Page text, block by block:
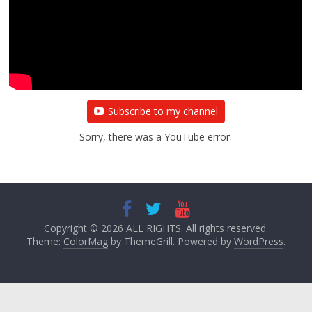
Subscribe to my channel
Sorry, there was a YouTube error.
Copyright © 2026 ALL RIGHTS. All rights reserved.
Theme: ColorMagby ThemeGrill. Powered by WordPress.